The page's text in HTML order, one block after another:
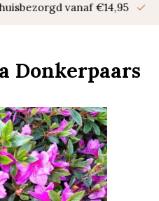
vanaf €14,95
Donkerpaars